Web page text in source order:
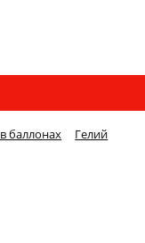
баллонах
Гелий